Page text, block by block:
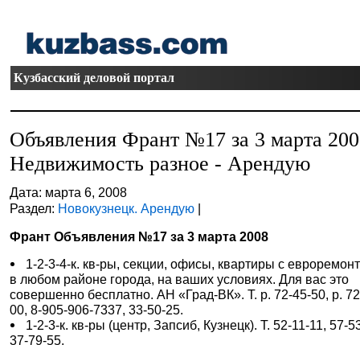
Кузбасский деловой портал
Объявления Франт №17 за 3 марта
Недвижимость разное - Арендую
Дата: марта 6, 2008
Раздел: Новокузнецк. Арендую |
Франт Объявления №17 за 3 марта 2008
1-2-3-4-к. кв-ры, секции, офисы, квартиры с
в любом районе города, на ваших условиях. Для вас это
совершенно бесплатно. АН «Град-ВК». Т. р. 72-45-50, р.
00, 8-905-906-7337, 33-50-25.
1-2-3-к. кв-ры (центр, Запсиб, Кузнецк). Т. 52-11-11, 57-
37-79-55.